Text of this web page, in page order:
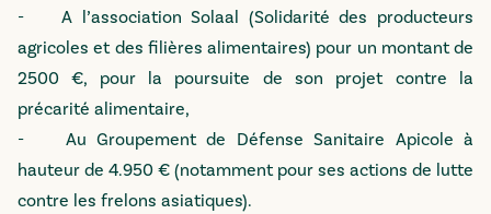
- A l’association Solaal (Solidarité des producteurs
agricoles et des filières alimentaires) pour un montant de
2500 €, pour la poursuite de son projet contre la
précarité alimentaire,
- Au Groupement de Défense Sanitaire Apicole à
hauteur de 4.950 € (notamment pour ses actions de lutte
contre les frelons asiatiques).